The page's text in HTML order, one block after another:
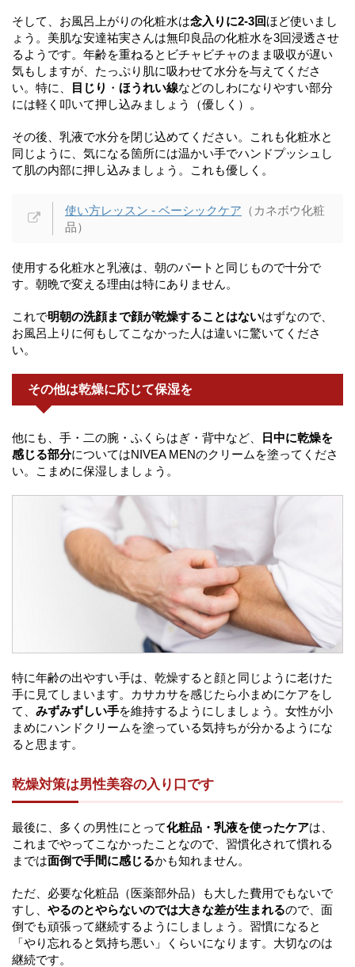
そして、お風呂上がりの化粧水は念入りに2-3回ほど使いまし
ょう。美肌な安達祐実さんは無印良品の化粧水を3回浸透させ
るようです。年齢を重ねるとビチャビチャのまま吸収が遅い
気もしますが、たっぷり肌に吸わせて水分を与えてくださ
い。特に、
目じり ・ ほうれい線などのしわになりやすい部分
には軽く叩いて押し込みましょう（優しく）。
その後、乳液で水分を閉じ込めてください。これも化粧水と
同じように、気になる箇所には温かい手でハンドプッシュし
て肌の内部に押し込みましょう。これも優しく。
使い方レッスン - ベーシックケア （カネボウ化粧
品）
使用する化粧水と乳液は、朝のパートと同じもので十分で
す。朝晩で変える理由は特にありません。
これで明朝の洗顔まで顔が乾燥することはないはずなので、
お風呂上りに何もしてこなかった人は違いに驚いてくださ
い。
その他は乾燥に応じて保湿を
他にも、手・二の腕・ふくらはぎ・背中など、
日中に乾燥を
感じる部分についてはNIVEA MENのクリームを塗ってくださ
い。こまめに保湿しましょう。
特に年齢の出やすい手は、乾燥すると顔と同じように老けた
手に見てしまいます。カサカサを感じたら小まめにケアをし
て、 みずみずしい手を維持するようにしましょう。女性が小
まめにハンドクリームを塗っている気持ちが分かるようにな
ると思ます。
乾燥対策は男性美容の入り口です
最後に、多くの男性にとって化粧品・乳液を使ったケアは、
これまでやってこなかったことなので、習慣化されて慣れる
までは面倒で手間に感じるかも知れません。
ただ、必要な化粧品（医薬部外品）も大した費用でもないで
すし、 やるのとやらないのでは大きな差が生まれるので、面
倒でも頑張って継続するようにしましょう。習慣になると
「やり忘れると気持ち悪い」くらいになります。大切なのは
継続です。